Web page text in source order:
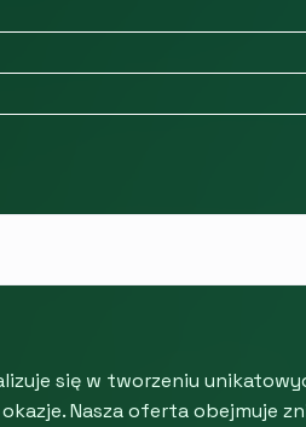
się w tworzeniu
Nasza oferta obejmuje